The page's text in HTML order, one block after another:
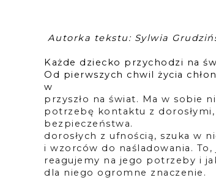
Autorka tekstu: Sylwia
Każde dziecko przychodzi na
Od pierwszych chwil życia
w
przyszło na świat. Ma w sobie
potrzebę kontaktu z
dorosłych z ufnością, szuka w
i wzorców do naśladowania.
reagujemy na jego potrzeby i
dla niego ogromne znaczenie.